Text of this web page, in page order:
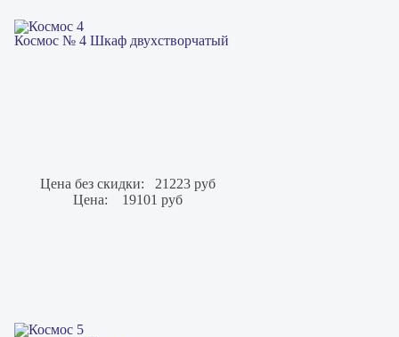
Космос № 4 Шкаф двухстворчатый
Цена без скидки:
21223 руб
Цена:
19101 руб